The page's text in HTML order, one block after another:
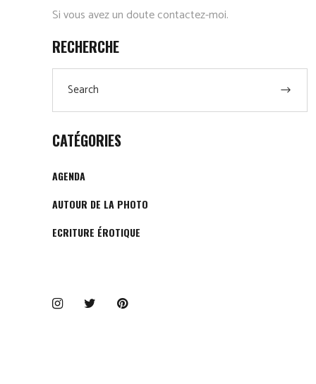
Si vous avez un doute contactez-moi.
RECHERCHE
CATÉGORIES
AGENDA
AUTOUR DE LA PHOTO
ECRITURE ÉROTIQUE